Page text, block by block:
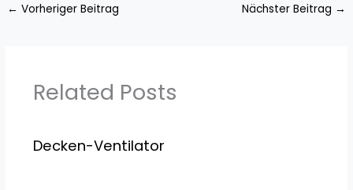
← Vorheriger Beitrag Nächster Beitrag →
Related Posts
Decken-Ventilator